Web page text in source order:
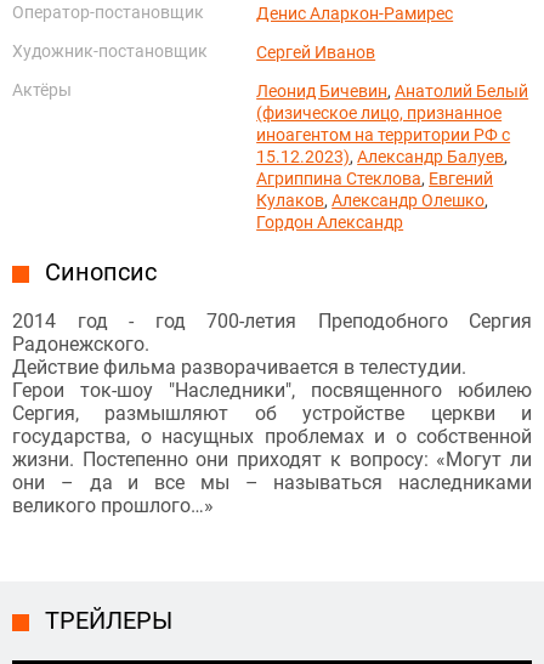
Оператор-постановщик
Денис Аларкон-Рамирес
Художник-постановщик
Сергей Иванов
Актёры
Леонид Бичевин,Анатолий Белый
(физическое лицо, признанное
иноагентом на территории РФ с
15.12.2023),Александр Балуев,
Агриппина Стеклова, Евгений
Кулаков,Александр Олешко,
Гордон Александр
Синопсис
2014 год - год 700-летия Преподобного Сергия
Радонежского.
Действие фильма разворачивается в телестудии.
Герои ток-шоу "Наследники", посвященного юбилею
Сергия, размышляют об устройстве церкви и
государства, о насущных проблемах и о собственной
жизни. Постепенно они приходят к вопросу: «Могут ли
они – да и все мы – называться наследниками
великого прошлого…»
ТРЕЙЛЕРЫ